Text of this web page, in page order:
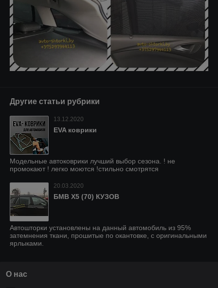
Другие статьи рубрики
13.12.2020
EVA коврики
Модельные автоковрики лучший выбор сезона. ! не
промокают ! легко моются !стильно смотрятся
20.03.2020
БМВ Х5 (70) КУЗОВ
Автошторки установлены на данный автомобиль из 95%
затемнения ткани, прошитые по окантовке, с оригинальными
ярлыками.
О нас